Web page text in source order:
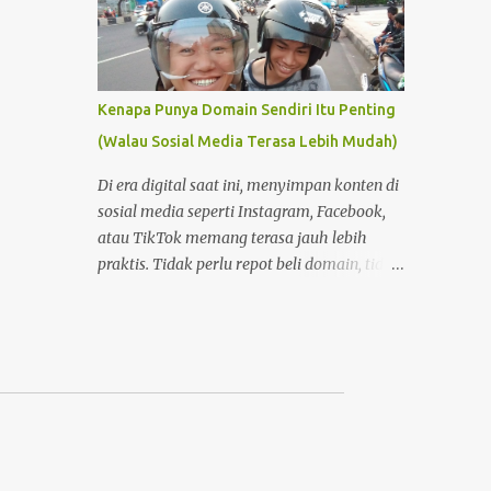
Kenapa Punya Domain Sendiri Itu Penting
(Walau Sosial Media Terasa Lebih Mudah)
Di era digital saat ini, menyimpan konten di
sosial media seperti Instagram, Facebook,
atau TikTok memang terasa jauh lebih
praktis. Tidak perlu repot beli domain, tidak
kemudahan itu, ada satu hal penting yang